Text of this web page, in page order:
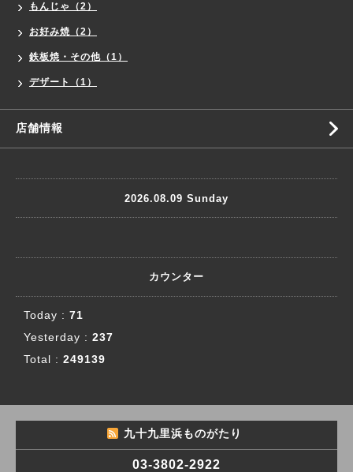
もんじゃ（2）
お好み焼（2）
鉄板焼・その他（1）
デザート（1）
店舗情報
2026.08.09 Sunday
カウンター
Today : 71
Yesterday : 237
Total : 249139
九十九里浜ものがたり
03-3802-2922